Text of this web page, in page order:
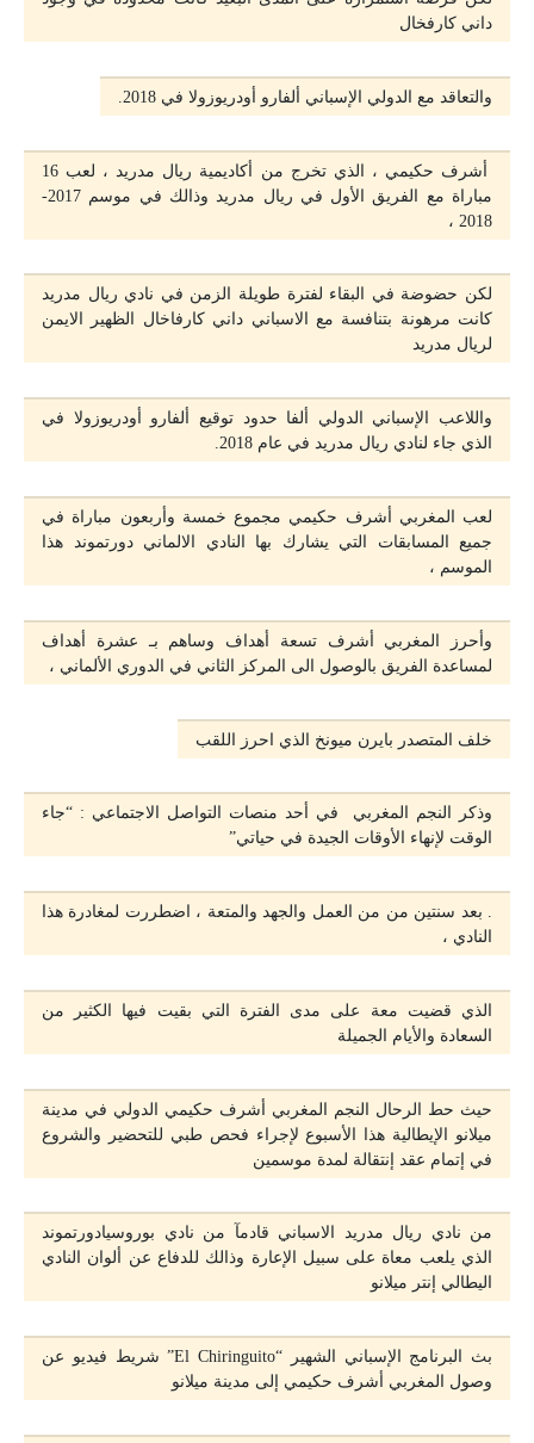
داني كارفخال
والتعاقد مع الدولي الإسباني ألفارو أودريوزولا في 2018.
أشرف حكيمي ، الذي تخرج من أكاديمية ريال مدريد ، لعب 16
مباراة مع الفريق الأول في ريال مدريد وذالك في موسم 2017-
2018 ،
لكن حضوضة في البقاء لفترة طويلة الزمن في نادي ريال مدريد
كانت مرهونة بتنافسة مع الاسباني داني كارفاخال الظهير الايمن
لريال مدريد
واللاعب الإسباني الدولي ألفا حدود توقيع ألفارو أودريوزولا في
الذي جاء لنادي ريال مدريد في عام 2018.
لعب المغربي أشرف حكيمي مجموع خمسة وأربعون مباراة في
جميع المسابقات التي يشارك بها النادي الالماني دورتموند هذا
الموسم ،
وأحرز المغربي أشرف تسعة أهداف وساهم بـ عشرة أهداف
لمساعدة الفريق بالوصول الى المركز الثاني في الدوري الألماني ،
خلف المتصدر بايرن ميونخ الذي احرز اللقب
وذكر النجم المغربي في أحد منصات التواصل الاجتماعي : “جاء
الوقت لإنهاء الأوقات الجيدة في حياتي”
. بعد سنتين من من العمل والجهد والمتعة ، اضطررت لمغادرة هذا
النادي ،
الذي قضيت معة على مدى الفترة التي بقيت فيها الكثير من
السعادة والأيام الجميلة
حيث حط الرحال النجم المغربي أشرف حكيمي الدولي في مدينة
ميلانو الإيطالية هذا الأسبوع لإجراء فحص طبي للتحضير والشروع
في إتمام عقد إنتقالة لمدة موسمين
من نادي ريال مدريد الاسباني قادمآ من نادي بوروسيادورتموند
الذي يلعب معاة على سبيل الإعارة وذالك للدفاع عن ألوان النادي
اليطالي إنتر ميلانو
بث البرنامج الإسباني الشهير “El Chiringuito” شريط فيديو عن
وصول المغربي أشرف حكيمي إلى مدينة ميلانو